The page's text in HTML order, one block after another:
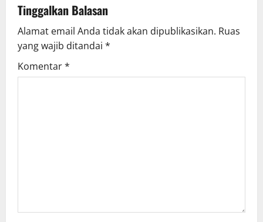
v
i
g
Tinggalkan Balasan
Alamat email Anda tidak akan dipublikasikan. Ruas
yang wajib ditandai *
Komentar*